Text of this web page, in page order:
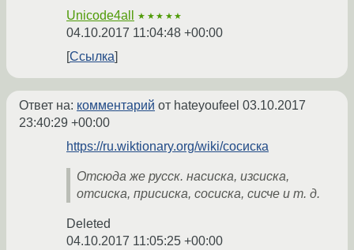
Unicode4all ★★★★★
04.10.2017 11:04:48 +00:00
Ссылка
Ответ на: комментарий от hateyoufeel 03.10.2017
23:40:29 +00:00
https://ru.wiktionary.org/wiki/сосиска
Отсюда же русск. насиска, изсиска,
отсиска, присиска, сосиска, сисче и т. д.
Deleted
04.10.2017 11:05:25 +00:00